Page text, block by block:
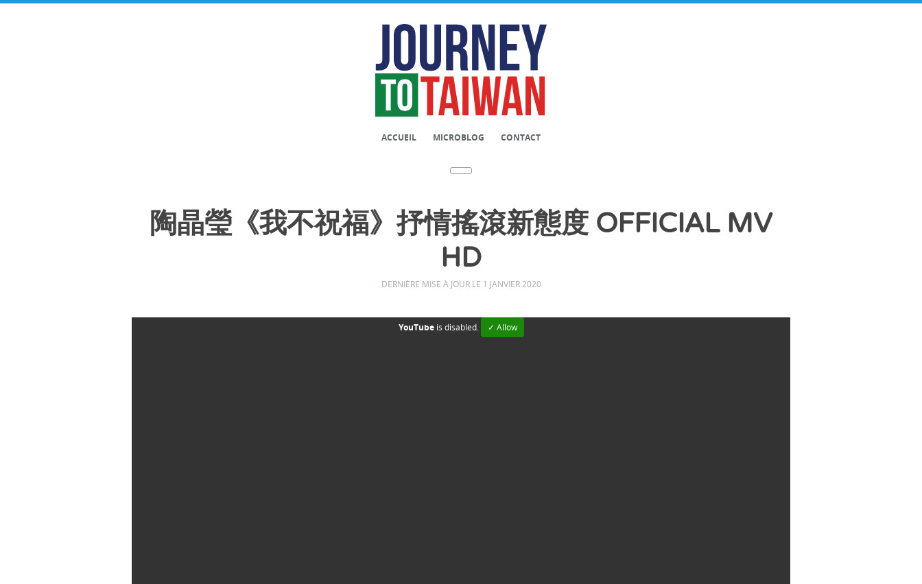
ACCUEIL MICROBLOG CONTACT
陶晶瑩《我不祝福》抒情搖滾新態度 OFFICIAL MV
HD
DERNIÈRE MISE À JOUR LE 1 JANVIER 2020
YouTubeis disabled. ✓ Allow